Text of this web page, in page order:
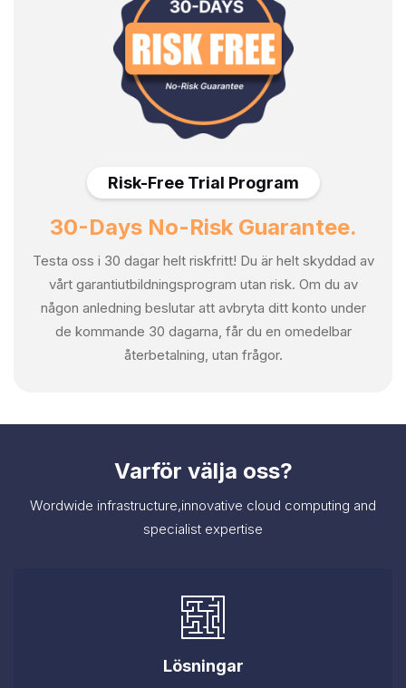
Risk-Free Trial Program
30-Days No-Risk Guarantee.
Testa oss i 30 dagar helt riskfritt! Du är helt skyddad av
vårt garantiutbildningsprogram utan risk. Om du av
någon anledning beslutar att avbryta ditt konto under
de kommande 30 dagarna, får du en omedelbar
återbetalning, utan frågor.
Varför välja oss?
Wordwide infrastructure,innovative cloud computing and
specialist expertise
Lösningar